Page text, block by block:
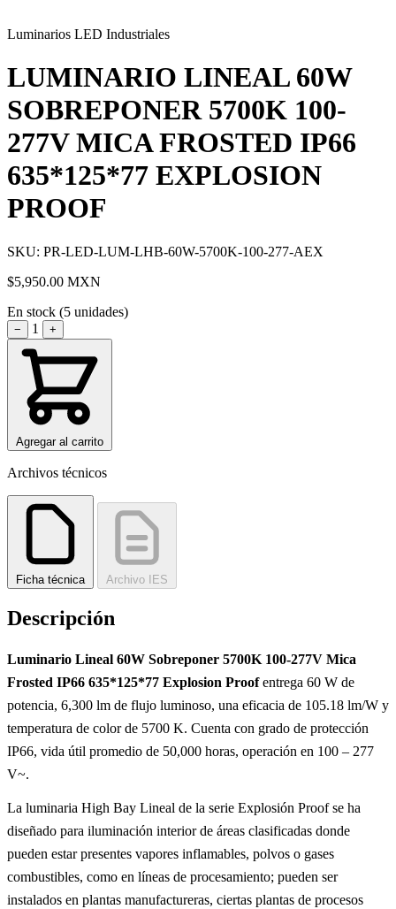
Luminarios LED Industriales
LUMINARIO LINEAL 60W
SOBREPONER 5700K 100-
277V MICA FROSTED IP66
635*125*77 EXPLOSION
PROOF
SKU: PR-LED-LUM-LHB-60W-5700K-100-277-AEX
$5,950.00 MXN
En stock (5 unidades)
− 1 +
Agregar al carrito
Archivos técnicos
Ficha técnica Archivo IES
Descripción
Luminario Lineal 60W Sobreponer 5700K 100-277V Mica
Frosted IP66 635*125*77 Explosion Proofentrega 60 W de
potencia, 6,300 lm de flujo luminoso, una eficacia de 105.18 lm/W y
temperatura de color de 5700 K. Cuenta con grado de protección
IP66, vida útil promedio de 50,000 horas, operación en 100 – 277
V~.
La luminaria High Bay Lineal de la serie Explosión Proof se ha
diseñado para iluminación interior de áreas clasificadas donde
pueden estar presentes vapores inflamables, polvos o gases
combustibles, como en líneas de procesamiento; pueden ser
instalados en plantas manufactureras, ciertas plantas de procesos